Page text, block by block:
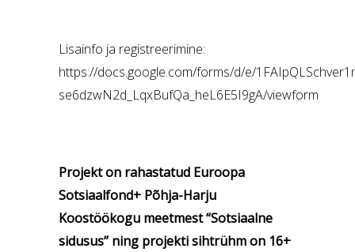
Lisainfo ja registreerimine:
https://docs.google.com/forms/d/e/
se6dzwN2d_LqxBufQa_heL6E5I9gA/viewform
Projekt on rahastatud Euroopa
Sotsiaalfond+ Põhja-Harju
Koostöökogu meetmest “Sotsiaalne
sidusus” ning projekti sihtrühm on 16+